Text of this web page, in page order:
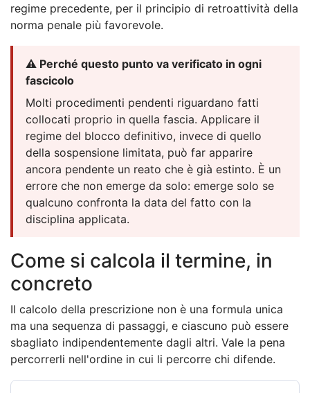
regime precedente, per il principio di retroattività della
norma penale più favorevole.
⚠️ Perché questo punto va verificato in ogni
fascicolo
Molti procedimenti pendenti riguardano fatti
collocati proprio in quella fascia. Applicare il
regime del blocco definitivo, invece di quello
della sospensione limitata, può far apparire
ancora pendente un reato che è già estinto. È un
errore che non emerge da solo: emerge solo se
qualcuno confronta la data del fatto con la
disciplina applicata.
Come si calcola il termine, in
concreto
Il calcolo della prescrizione non è una formula unica
ma una sequenza di passaggi, e ciascuno può essere
sbagliato indipendentemente dagli altri. Vale la pena
percorrerli nell'ordine in cui li percorre chi difende.